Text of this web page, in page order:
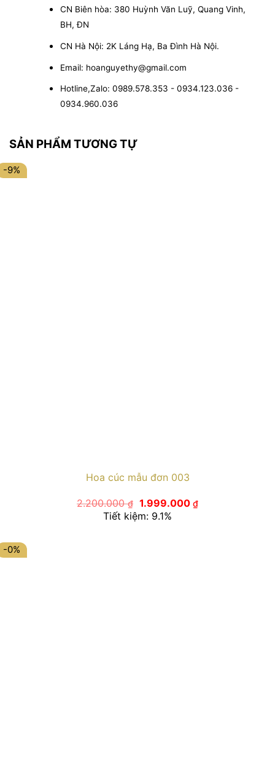
CN Biên hòa: 380 Huỳnh Văn Luỹ, Quang Vinh,
BH, ĐN
CN Hà Nội: 2K Láng Hạ, Ba Đình Hà Nội.
Email: hoanguyethy@gmail.com
Hotline,Zalo: 0989.578.353 - 0934.123.036 -
0934.960.036
SẢN PHẨM TƯƠNG TỰ
-9%
Hoa cúc mẫu đơn 003
2.200.000₫ Giá
gốc
là:
1.999.000 ₫Giá
hiện
Tiết kiệm: 9.1%
-0%